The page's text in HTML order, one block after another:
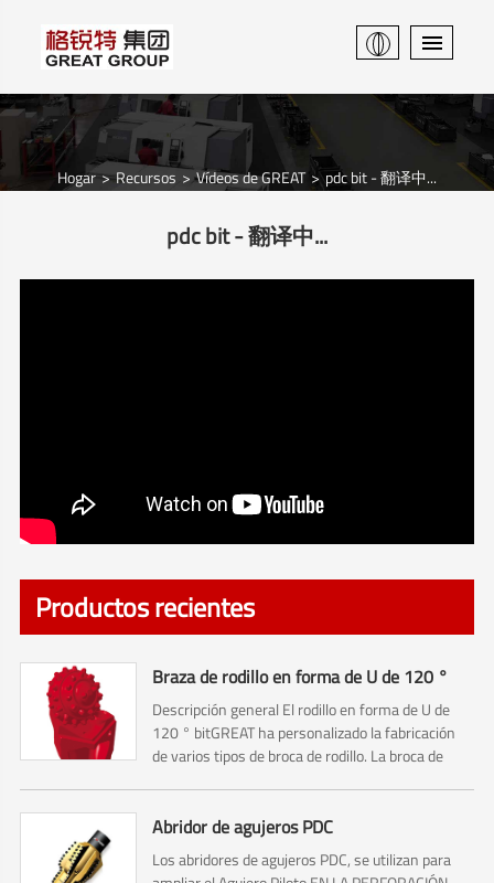
Hogar Recursos Vídeos de GREAT pdc bit - 翻译中...
pdc bit - 翻译中...
Productos recientes
Braza de rodillo en forma de U de 120 °
Descripción general El rodillo en forma de U de
120 ° bitGREAT ha personalizado la fabricación
de varios tipos de broca de rodillo. La broca de
No.3...
Abridor de agujeros PDC
Los abridores de agujeros PDC, se utilizan para